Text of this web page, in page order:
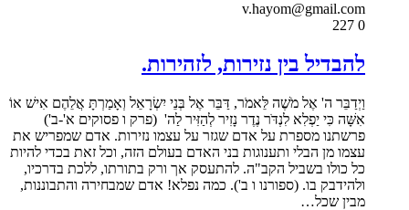
v.hayom@gmail.com
0
להבדיל בין נזירות, לזהירות.
וַיְדַבֵּר ה' אֶל מֹשֶׁה לֵּאמֹר, דַּבֵּר אֶל בְּנֵי יִשְׂרָאֵל וְאָמַרְתָּ אֲלֵהֶם אִישׁ אוֹ
אִשָּׁה כִּי יַפְלִא לִנְדֹּר נֶדֶר נָזִיר לְהַזִּיר לַה' (פרק ו פסוקים א'-ב')
פרשתנו מספרת על אדם שגזר על עצמו נזירות. אדם שמפריש את
עצמו מן הבלי ותענוגות בני האדם בעולם הזה, וכל זאת בכדי להיות
כל כולו בשביל הקב"ה. להתעסק אך ורק בתורתו, ללכת בדרכיו,
ולהידבק בו. (ספורנו ו ב'). כמה נפלא! אדם שמבחירה והתבוננות,
מבין שכל…